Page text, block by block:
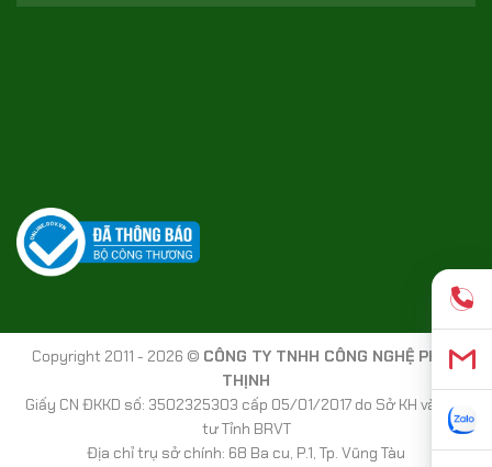
Copyright 2011 - 2026 © CÔNG TY TNHH CÔNG NGHỆ PHÚC
THỊNH
Giấy CN ĐKKD số: 3502325303 cấp 05/01/2017 do Sở KH và Đầu
tư Tỉnh BRVT
Địa chỉ trụ sở chính: 68 Ba cu, P.1, Tp. Vũng Tàu